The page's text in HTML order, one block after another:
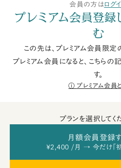
会員の方はログ
プレミアム会員登録
む
この先は、プレミアム会員限定
プレミアム会員になると、こちらの
す。
プレミアム会員
プランを選択してく
月額会員登録
¥2,400 /月 → 今だけ「初